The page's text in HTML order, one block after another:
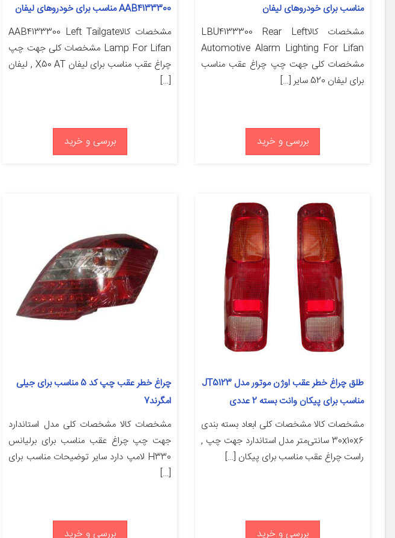
مناسب برای خودروهای لیفان
مشخصات کالاLBU4133300 Rear Left
Automotive Alarm Lighting For Lifan
مشخصات کلی جهت چپ چراغ عقب مناسب
برای لیفان 520 سایر […]
بررسی و خرید
AAB4133300 مناسب برای خودروهای لیفان
مشخصات کالاAAB4133300 Left Tailgate
Lamp For Lifan مشخصات کلی جهت چپ
چراغ عقب مناسب برای لیفان X50 AT , لیفان
[…]
بررسی و خرید
طلق چراغ خطر عقب اوژن موتور مدل JT5123
مناسب برای پیکان وانت بسته 2 عددی
مشخصات کالا مشخصات کلی ابعاد بسته بندی
30x10x6 سانتی‌متر مدل استاندارد جهت چپ ,
راست چراغ عقب مناسب برای پیکان […]
بررسی و خرید
چراغ خطر عقب چپ کد 5 مناسب برای جیلی
امگرند7
مشخصات کالا مشخصات کلی مدل استاندارد
جهت چپ چراغ عقب مناسب برای برلیانس
H330 لامپ دارد سایر توضیحات مناسب برای
[…]
بررسی و خرید